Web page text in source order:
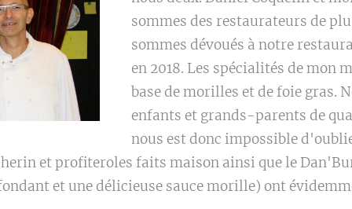
sommes des restaurateurs de
sommes dévoués à notre
en 2018. Les spécialités de mon
base de morilles et de foie gras.
enfants et grands-parents de
nous est donc impossible
et profiteroles faits maison ainsi que le
et une délicieuse sauce morille) ont